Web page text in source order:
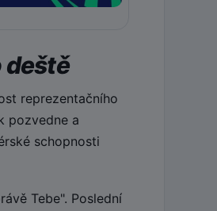
deště
reprezentačního
pozvedne a
schopnosti
Tebe". Poslední